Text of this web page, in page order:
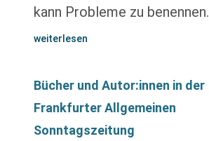
kann Probleme zu benennen.
weiterlesen
Bücher und Autor:innen in der
Frankfurter Allgemeinen
Sonntagszeitung